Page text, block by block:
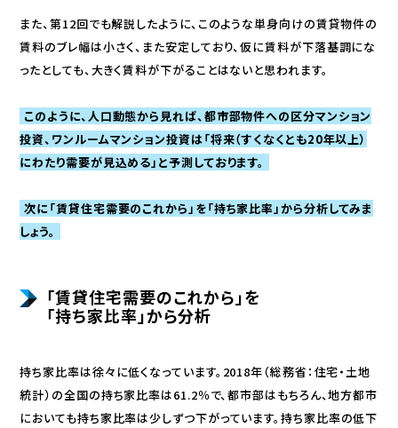
また、第12回でも解説したように、このような単身向けの賃貸物件の
賃料のブレ幅は小さく、また安定しており、仮に賃料が下落基調にな
ったとしても、大きく賃料が下がることはないと思われます。
このように、人口動態から見れば、都市部物件への区分マンション
投資、ワンルームマンション投資は「将来（すくなくとも20年以上）
にわたり需要が見込める」と予測しております。
次に「賃貸住宅需要のこれから」を「持ち家比率」から分析してみま
しょう。
「賃貸住宅需要のこれから」を
「持ち家比率」から分析
持ち家比率は徐々に低くなっています。2018年（総務省：住宅・土地
統計）の全国の持ち家比率は61.2％で、都市部はもちろん、地方都市
においても持ち家比率は少しずつ下がっています。持ち家比率の低下